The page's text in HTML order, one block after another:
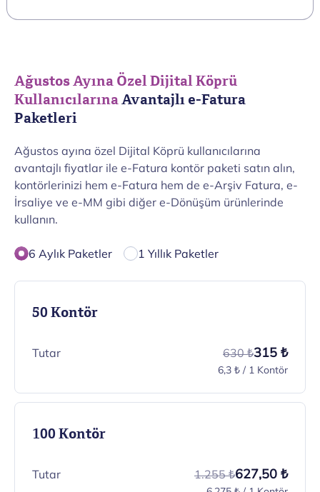
Ağustos Ayına Özel Dijital Köprü
KullanıcılarınaAvantajlı e-Fatura
Paketleri
Ağustos ayına özel Dijital Köprü kullanıcılarına
avantajlı fiyatlar ile e-Fatura kontör paketi satın alın,
kontörlerinizi hem e-Fatura hem de e-Arşiv Fatura, e-
İrsaliye ve e-MM gibi diğer e-Dönüşüm ürünlerinde
kullanın.
6 Aylık Paketler 1 Yıllık Paketler
50 Kontör
Tutar 630 ₺315 ₺
6,3 ₺ / 1 Kontör
100 Kontör
Tutar 1.255 ₺627,50 ₺